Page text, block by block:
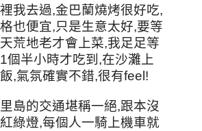
我去過,金巴蘭燒烤很好吃,
也便宜,只是生意太好,要等
荒地老才會上菜,我足足等
個半小時才吃到,在沙灘上
,氣氛確實不錯,很有feel!
島的交通堪稱一絕,跟本沒
綠燈,每個人一騎上機車就